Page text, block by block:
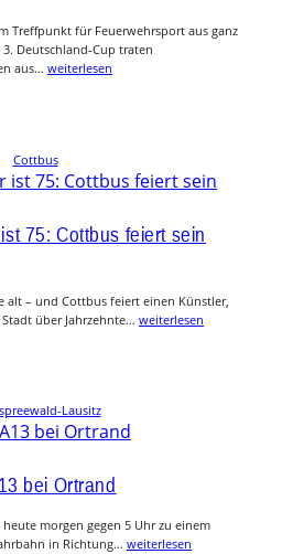
Treffpunkt für Feuerwehrsport aus ganz
Deutschland-Cup traten
aus… weiterlesen
Cottbus
75: Cottbus feiert sein
alt – und Cottbus feiert einen Künstler,
über Jahrzehnte… weiterlesen
Lausitz
bei Ortrand
morgen gegen 5 Uhr zu einem
in Richtung… weiterlesen